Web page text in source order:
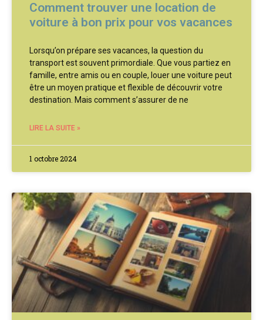
Comment trouver une location de
voiture à bon prix pour vos vacances
Lorsqu’on prépare ses vacances, la question du
transport est souvent primordiale. Que vous partiez en
famille, entre amis ou en couple, louer une voiture peut
être un moyen pratique et flexible de découvrir votre
destination. Mais comment s’assurer de ne
LIRE LA SUITE »
1 octobre 2024